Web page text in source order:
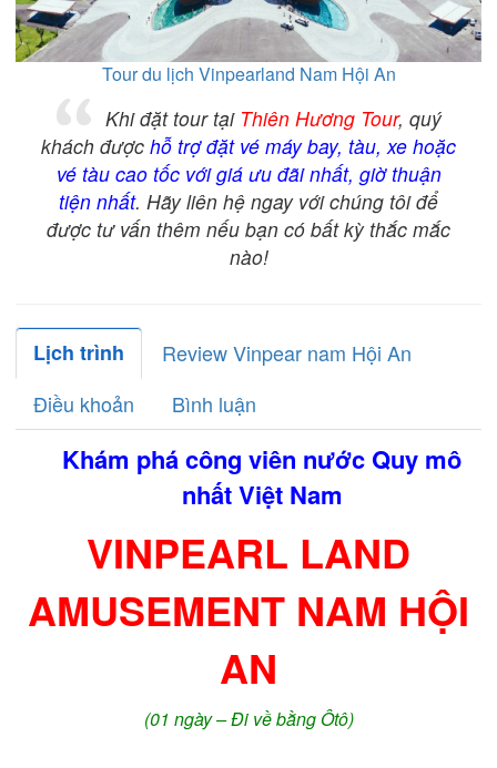
Tour du lịch Vinpearland Nam Hội An
Khi đặt tour tại Thiên Hương Tour, quý
khách được hỗ trợ đặt vé máy bay, tàu, xe hoặc
vé tàu cao tốc với giá ưu đãi nhất, giờ thuận
tiện nhất. Hãy liên hệ ngay với chúng tôi để
được tư vấn thêm nếu bạn có bất kỳ thắc mắc
nào!
Lịch trình
Review Vinpear nam Hội An
Điều khoản
Bình luận
Khám phá công viên nước Quy mô
nhất Việt Nam
VINPEARL LAND
AMUSEMENT NAM HỘI
AN
(01 ngày – Đi về bằng Ôtô)